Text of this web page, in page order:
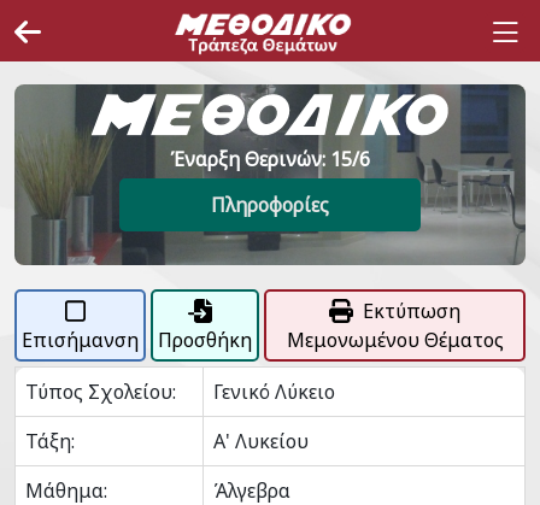
Έναρξη Θερινών: 15/6
Πληροφορίες
Επισήμανση Προσθήκη
Εκτύπωση
Μεμονωμένου Θέματος
Τύπος Σχολείου:
Γενικό Λύκειο
Τάξη:
Α' Λυκείου
Μάθημα:
Άλγεβρα